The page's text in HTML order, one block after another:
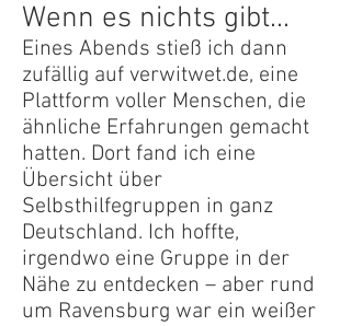
Wenn es nichts gibt...
Eines Abends stieß ich dann
zufällig auf verwitwet.de, eine
Plattform voller Menschen, die
ähnliche Erfahrungen gemacht
hatten. Dort fand ich eine
Übersicht über
Selbsthilfegruppen in ganz
Deutschland. Ich hoffte,
irgendwo eine Gruppe in der
Nähe zu entdecken – aber rund
um Ravensburg war ein weißer